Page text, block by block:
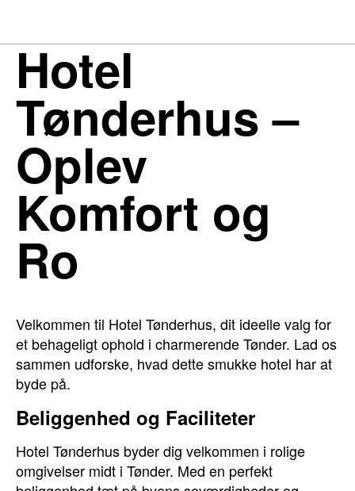
Hotel
Tønderhus –
Oplev
Komfort og
Ro
Velkommen til Hotel Tønderhus, dit ideelle valg for
et behageligt ophold i charmerende Tønder. Lad os
sammen udforske, hvad dette smukke hotel har at
byde på.
Beliggenhed og Faciliteter
Hotel Tønderhus byder dig velkommen i rolige
omgivelser midt i Tønder. Med en perfekt